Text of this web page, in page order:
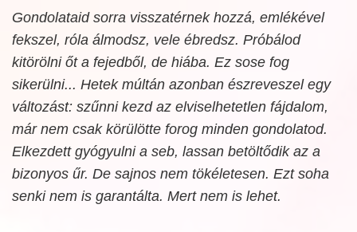
Gondolataid sorra visszatérnek hozzá, emlékével
fekszel, róla álmodsz, vele ébredsz. Próbálod
kitörölni őt a fejedből, de hiába. Ez sose fog
sikerülni... Hetek múltán azonban észreveszel egy
változást: szűnni kezd az elviselhetetlen fájdalom,
már nem csak körülötte forog minden gondolatod.
Elkezdett gyógyulni a seb, lassan betöltődik az a
bizonyos űr. De sajnos nem tökéletesen. Ezt soha
senki nem is garantálta. Mert nem is lehet.